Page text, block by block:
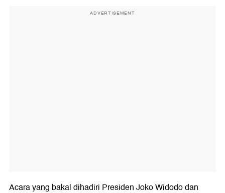
ADVERTISEMENT
Acara yang bakal dihadiri Presiden Joko Widodo dan